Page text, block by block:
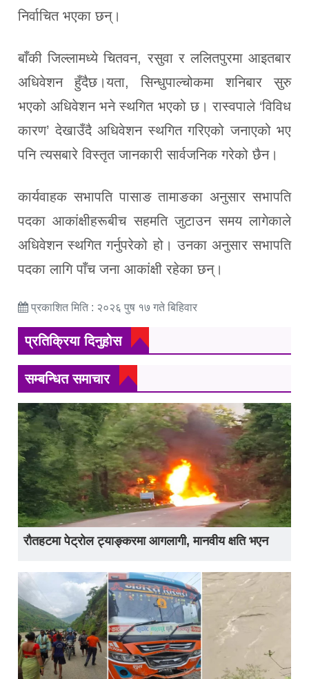
निर्वाचित भएका छन्।
बाँकी जिल्लामध्ये चितवन, रसुवा र ललितपुरमा आइतबार
अधिवेशन हुँदैछ।यता, सिन्धुपाल्चोकमा शनिबार सुरु
भएको अधिवेशन भने स्थगित भएको छ। रास्वपाले ‘विविध
कारण’ देखाउँदै अधिवेशन स्थगित गरिएको जनाएको भए
पनि त्यसबारे विस्तृत जानकारी सार्वजनिक गरेको छैन।
कार्यवाहक सभापति पासाङ तामाङका अनुसार सभापति
पदका आकांक्षीहरूबीच सहमति जुटाउन समय लागेकाले
अधिवेशन स्थगित गर्नुपरेको हो। उनका अनुसार सभापति
पदका लागि पाँच जना आकांक्षी रहेका छन्।
प्रकाशित मिति : २०२६ पुष १७ गते बिहिवार
प्रतिक्रिया दिनुहोस
सम्बन्धित समाचार
रौतहटमा पेट्रोल ट्याङ्करमा आगलागी, मानवीय क्षति भएन